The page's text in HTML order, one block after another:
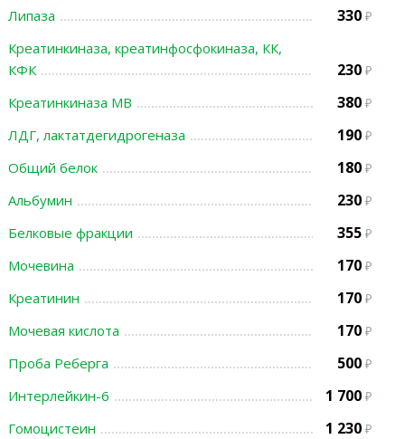
Липаза 330
Креатинкиназа, креатинфосфокиназа, КК,
КФК
230
Креатинкиназа МВ 380
ЛДГ, лактатдегидрогеназа 190
Общий белок 180
Альбумин 230
Белковые фракции 355
Мочевина 170
Креатинин 170
Мочевая кислота 170
Проба Реберга 500
Интерлейкин-6 1 700
Гомоцистеин 1 230